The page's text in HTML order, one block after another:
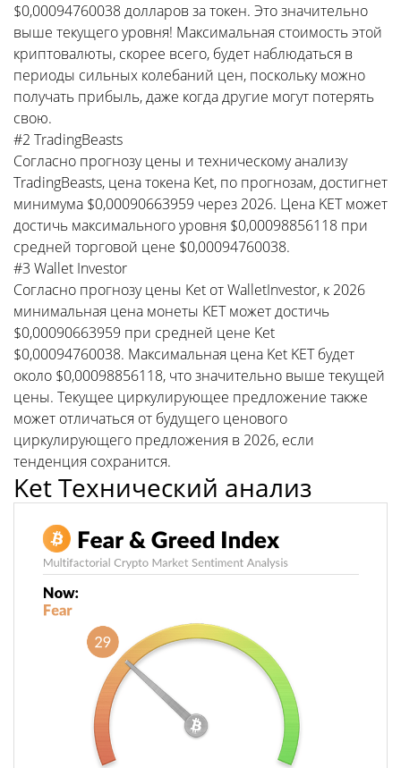
$0,00094760038 долларов за токен. Это значительно
выше текущего уровня! Максимальная стоимость этой
криптовалюты, скорее всего, будет наблюдаться в
периоды сильных колебаний цен, поскольку можно
получать прибыль, даже когда другие могут потерять
свою.
#2 TradingBeasts
Согласно прогнозу цены и техническому анализу
TradingBeasts, цена токена Ket, по прогнозам, достигнет
минимума $0,00090663959 через 2026. Цена KET может
достичь максимального уровня $0,00098856118 при
средней торговой цене $0,00094760038.
#3 Wallet Investor
Согласно прогнозу цены Ket от WalletInvestor, к 2026
минимальная цена монеты KET может достичь
$0,00090663959 при средней цене Ket
$0,00094760038. Максимальная цена Ket KET будет
около $0,00098856118, что значительно выше текущей
цены. Текущее циркулирующее предложение также
может отличаться от будущего ценового
циркулирующего предложения в 2026, если
тенденция сохранится.
Ket Технический анализ